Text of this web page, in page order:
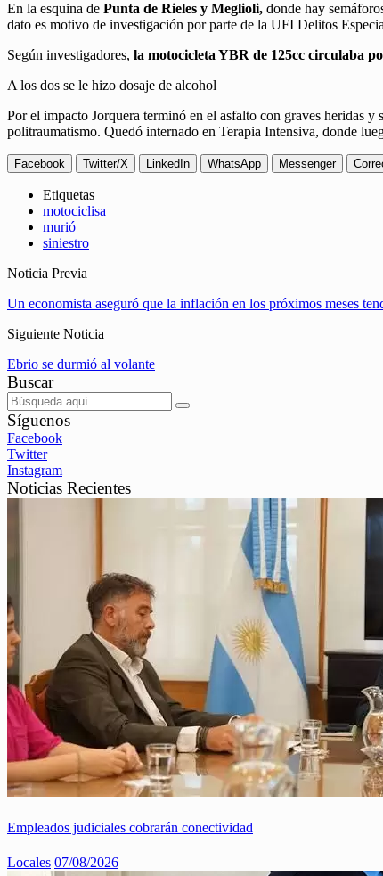
En la esquina de Punta de Rieles y Meglioli, donde hay
dato es motivo de investigación por parte de la UFI Delitos
Según investigadores, la motocicleta YBR de 125cc circulaba
A los dos se le hizo dosaje de alcohol
Por el impacto Jorquera terminó en el asfalto con graves heridas
politraumatismo. Quedó internado en Terapia Intensiva, donde
Facebook Twitter/X LinkedIn WhatsApp Messenger
Etiquetas
motociclisa
murió
siniestro
Noticia Previa
Un economista aseguró que la inflación en los próximos meses
Siguiente Noticia
Ebrio se durmió al volante
Buscar
Síguenos
Facebook
Twitter
Instagram
Noticias Recientes
Empleados judiciales cobrarán conectividad
Locales 07/08/2026